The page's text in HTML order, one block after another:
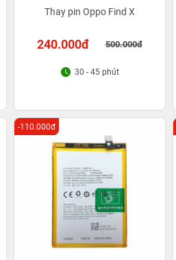
Thay pin Oppo Find X
240.000đ 500.000đ
30 - 45 phút
-110.000đ